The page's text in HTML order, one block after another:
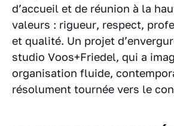
d’accueil et de réunion à la
valeurs : rigueur, respect,
et qualité. Un projet
studio Voos+Friedel, qui a
organisation fluide,
résolument tournée vers le